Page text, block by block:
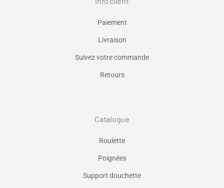
Paiement
Livraison
Suivez votre commande
Retours
Catalogue
Roulette
Poignées
Support douchette